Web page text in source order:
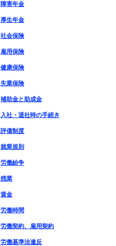
障害年金
厚生年金
社会保険
雇用保険
健康保険
失業保険
補助金と助成金
入社・退社時の手続き
評価制度
就業規則
労働紛争
残業
賃金
労働時間
労働契約、雇用契約
労働基準法違反